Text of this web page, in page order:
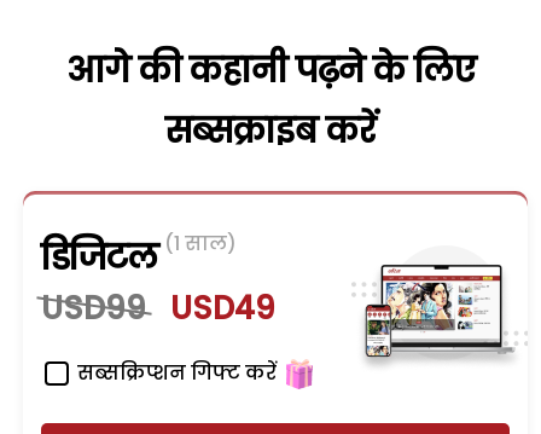
आगे की कहानी पढ़ने के लिए
सब्सक्राइब करें
डिजिटल (1 साल)
USD99 USD49
सब्सक्रिप्शन गिफ्ट करें